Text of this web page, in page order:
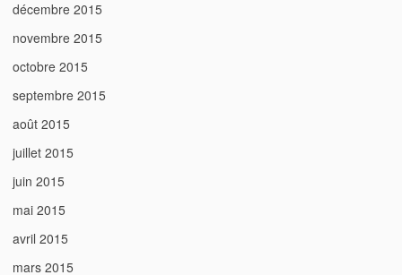
décembre 2015
novembre 2015
octobre 2015
septembre 2015
août 2015
juillet 2015
juin 2015
mai 2015
avril 2015
mars 2015